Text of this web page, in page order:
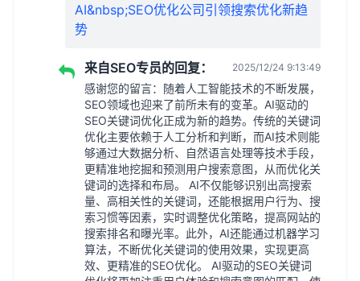
AI&nbsp;SEO优化公司引领搜索优化新趋
势
来自SEO专员的回复： 2025/12/24 9:13:49
感谢您的留言：随着人工智能技术的不断发展，
SEO领域也迎来了前所未有的变革。AI驱动的
SEO关键词优化正成为新的趋势。传统的关键词
优化主要依赖于人工分析和判断，而AI技术则能
够通过大数据分析、自然语言处理等技术手段，
更精准地挖掘和预测用户搜索意图，从而优化关
键词的选择和布局。 AI不仅能够识别出高搜索
量、高相关性的关键词，还能根据用户行为、搜
索习惯等因素，实时调整优化策略，提高网站的
搜索排名和曝光率。此外，AI还能通过机器学习
算法，不断优化关键词的使用效果，实现更高
效、更精准的SEO优化。 AI驱动的SEO关键词